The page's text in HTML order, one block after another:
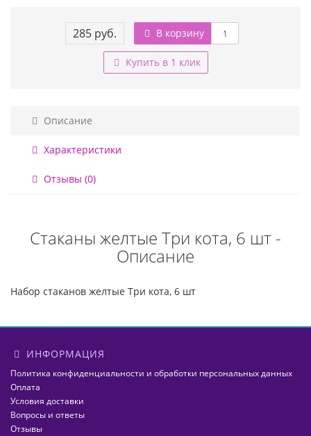
285 руб. В корзину
Купить в 1 клик
Описание
Характеристики
Отзывы (0)
Стаканы желтые Три кота, 6 шт -
Описание
Набор стаканов желтые Три кота, 6 шт
ИНФОРМАЦИЯ
Политика конфиденциальности и обработки персональных данных
Оплата
Условия доставки
Вопросы и ответы
Отзывы